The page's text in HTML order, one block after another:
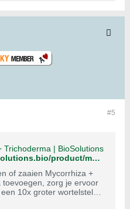
#5
Trichoderma | BioSolutions
https://biosolutions.bio/product/mycorrhiza/
of zaaien Mycorrhiza +
toevoegen, zorg je ervoor
10x groter wortelstelsel